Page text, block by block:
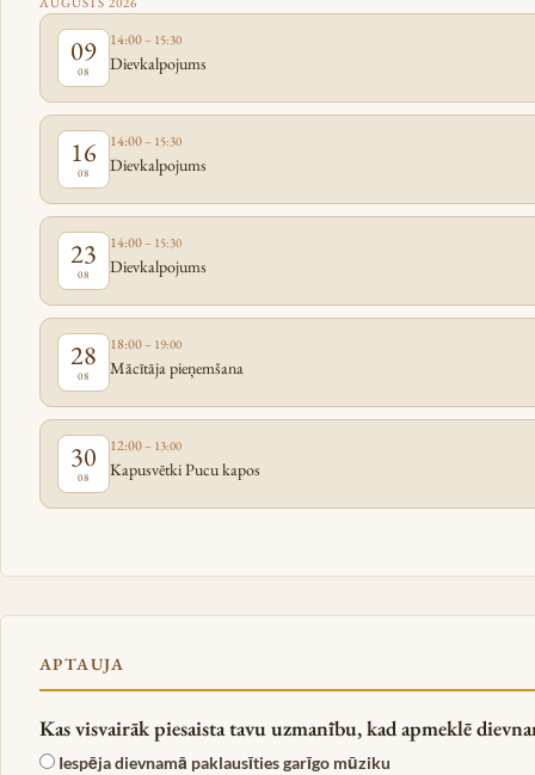
09
08
14:00– 15:30
Dievkalpojums
16
08
14:00– 15:30
Dievkalpojums
23
08
14:00– 15:30
Dievkalpojums
28
08
18:00– 19:00
Mācītāja pieņemšana
30
08
12:00– 13:00
Kapusvētki Pucu kapos
APTAUJA
Kas visvairāk piesaista tavu uzmanību, kad apmeklē
Iespēja dievnamā paklausīties garīgo mūziku